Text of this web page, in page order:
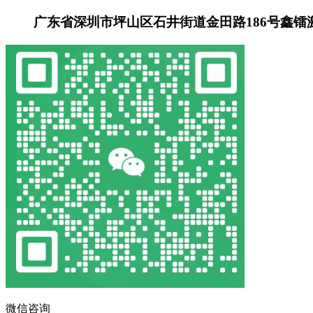
广东省深圳市坪山区石井街道金田路186号鑫镭
微信咨询